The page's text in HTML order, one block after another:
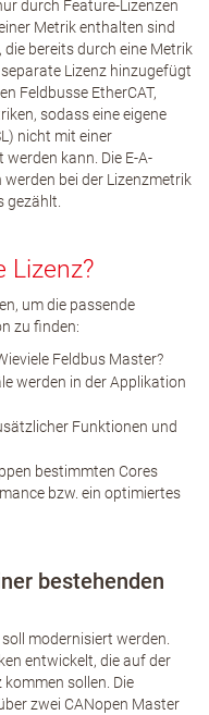
durch Feature-Lizenzen
Metrik enthalten sind
die bereits durch eine Metrik
Lizenz hinzugefügt
Feldbusse EtherCAT,
sodass eine eigene
nicht mit einer
kann. Die E-A-
bei der Lizenzmetrik
gezählt.
Lizenz?
um die passende
zu finden:
Feldbus Master?
werden in der Applikation
Funktionen und
bestimmten Cores
bzw. ein optimiertes
bestehenden
modernisiert werden.
entwickelt, die auf der
sollen. Die
zwei CANopen Master